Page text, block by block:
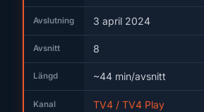
Avslutning 3 april 2024
Avsnitt 8
Längd ~44 min/avsnitt
Kanal TV4 / TV4 Play